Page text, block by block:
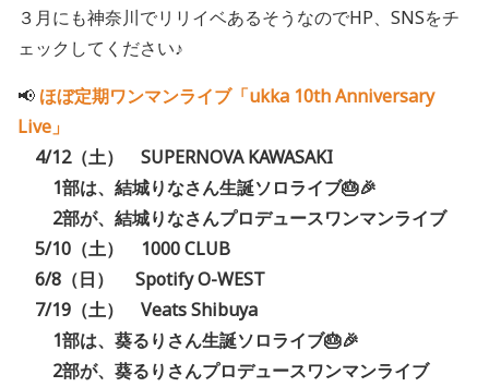
３月にも神奈川でリリイベあるそうなのでHP、SNSをチ
ェックしてください♪
📢 ほぼ定期ワンマンライブ「ukka 10th Anniversary
Live」
4/12（土） SUPERNOVA KAWASAKI
1部は、結城りなさん生誕ソロライブ🎂🎉
2部が、結城りなさんプロデュースワンマンライブ
5/10（土） 1000 CLUB
6/8（日） Spotify O-WEST
7/19（土） Veats Shibuya
1部は、葵るりさん生誕ソロライブ🎂🎉
2部が、葵るりさんプロデュースワンマンライブ